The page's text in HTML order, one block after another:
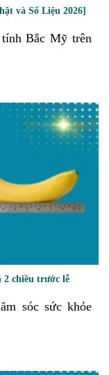
và Số Liệu 2026]
Bắc Mỹ trên
2 chiều trước lễ
sóc sức khỏe